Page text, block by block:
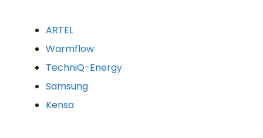
ARTEL
Warmflow
TechniQ-Energy
Samsung
Kensa